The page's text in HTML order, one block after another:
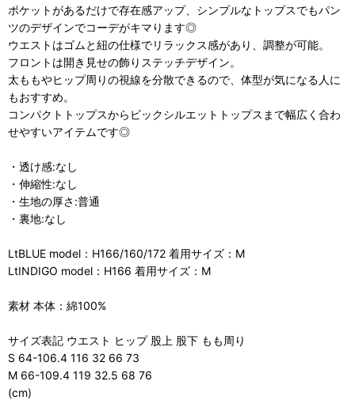
ポケットがあるだけで存在感アップ、シンプルなトップスでもパン
ツのデザインでコーデがキマります◎
ウエストはゴムと紐の仕様でリラックス感があり、調整が可能。
フロントは開き見せの飾りステッチデザイン。
太ももやヒップ周りの視線を分散できるので、体型が気になる人に
もおすすめ。
コンパクトトップスからビックシルエットトップスまで幅広く合わ
せやすいアイテムです◎
・透け感:なし
・伸縮性:なし
・生地の厚さ:普通
・裏地:なし
LtBLUE model：H166/160/172 着用サイズ：M
LtINDIGO model：H166 着用サイズ：M
素材 本体：綿100%
サイズ表記 ウエスト ヒップ 股上 股下 もも周り
S 64-106.4 116 32 66 73
M 66-109.4 119 32.5 68 76
(cm)